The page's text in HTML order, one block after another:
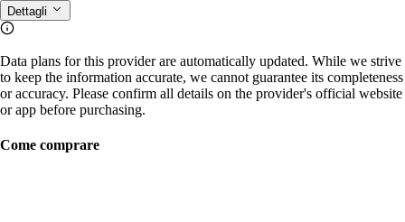
Dettagli
Data plans for this provider are automatically updated. While we strive
to keep the information accurate, we cannot guarantee its completeness
or accuracy. Please confirm all details on the provider's official website
or app before purchasing.
Come comprare